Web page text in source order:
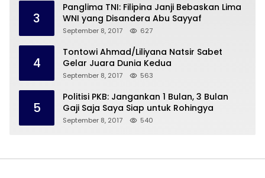
3
Panglima TNI: Filipina Janji Bebaskan Lima
WNI yang Disandera Abu Sayyaf
September 8, 2017 627
4
Tontowi Ahmad/Liliyana Natsir Sabet
Gelar Juara Dunia Kedua
September 8, 2017 563
5
Politisi PKB: Jangankan 1 Bulan, 3 Bulan
Gaji Saja Saya Siap untuk Rohingya
September 8, 2017 540